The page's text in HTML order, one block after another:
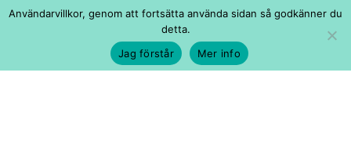
Användarvillkor, genom att fortsätta använda sidan så godkänner du
detta.
Jag förstår
Mer info